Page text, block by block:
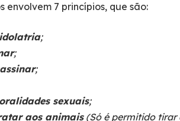
7 princípios, que são:
;
;
;
sexuais;
aos animais(Só é permitido tirar